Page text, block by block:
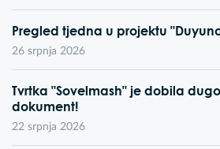
Pregled tjedna u projektu
26 srpnja 2026
Tvrtka "Sovelmash" je dobila
dokument!
22 srpnja 2026